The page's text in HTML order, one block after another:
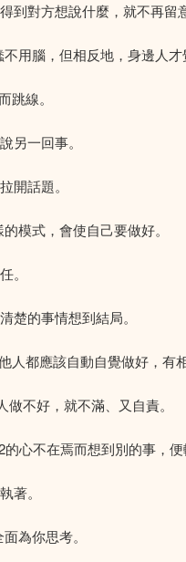
到對方想說什麼，就不再
用腦，但相反地，身邊人
線。
另一回事。
開話題。
模式，會使自己要做好。
。
楚的事情想到結局。
都應該自動自覺做好，有
不好，就不滿、又自責。
心不在焉而想到別的事，便
著。
為你思考。